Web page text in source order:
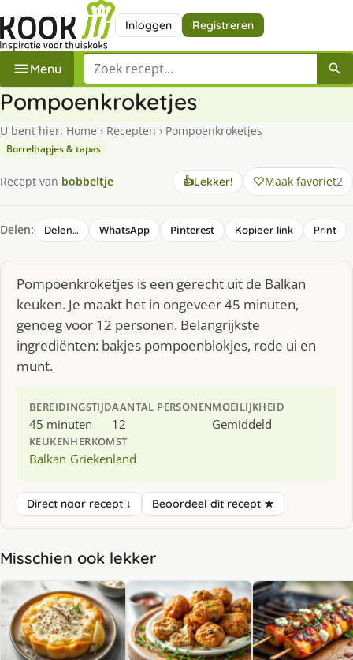
Inloggen Registreren
Menu Zoek een recept
Pompoenkroketjes
U bent hier: Home › Recepten › Pompoenkroketjes
Borrelhapjes & tapas
Recept van bobbeltje 👍Lekker! Maak favoriet2
Delen: Delen… WhatsApp Pinterest Kopieer link Print
Pompoenkroketjes is een gerecht uit de Balkan
keuken. Je maakt het in ongeveer 45 minuten,
genoeg voor 12 personen. Belangrijkste
ingrediënten: bakjes pompoenblokjes, rode ui en
munt.
BEREIDINGSTIJD
45 minuten
AANTAL PERSONEN
12
MOEILIJKHEID
Gemiddeld
KEUKEN
Balkan
HERKOMST
Griekenland
Direct naar recept ↓ Beoordeel dit recept ★
Misschien ook lekker